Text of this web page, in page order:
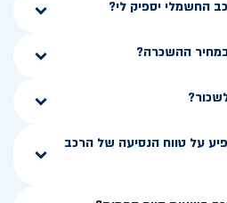
החשמלי יספיק לי?
ההשכרה?
על טווח הנסיעה של הרכב